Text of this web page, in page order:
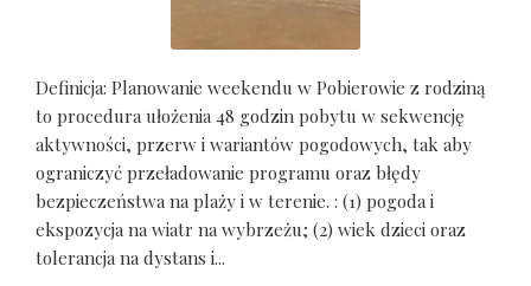
Definicja: Planowanie weekendu w Pobierowie z rodziną
to procedura ułożenia 48 godzin pobytu w sekwencję
aktywności, przerw i wariantów pogodowych, tak aby
ograniczyć przeładowanie programu oraz błędy
bezpieczeństwa na plaży i w terenie. : (1) pogoda i
ekspozycja na wiatr na wybrzeżu; (2) wiek dzieci oraz
tolerancja na dystans i...